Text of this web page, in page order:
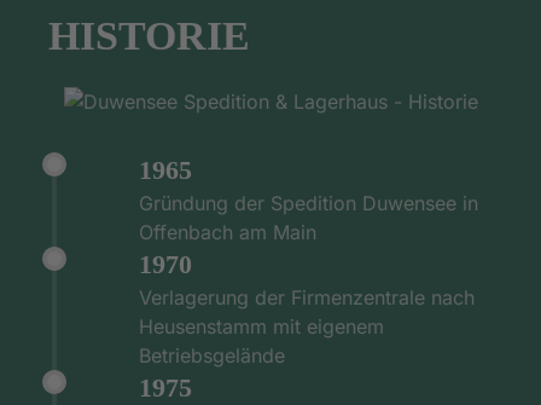
HISTORIE
1965
Gründung der Spedition Duwensee in
Offenbach am Main
1970
Verlagerung der Firmenzentrale nach
Heusenstamm mit eigenem
Betriebsgelände
1975